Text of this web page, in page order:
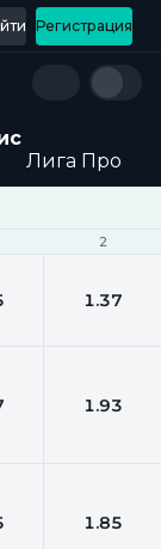
Регистрация
Лига Про
2
2
1.37
1.93
1.85